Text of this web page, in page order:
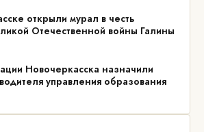
открыли мурал в честь
Отечественной войны Галины
Новочеркасска назначили
управления образования